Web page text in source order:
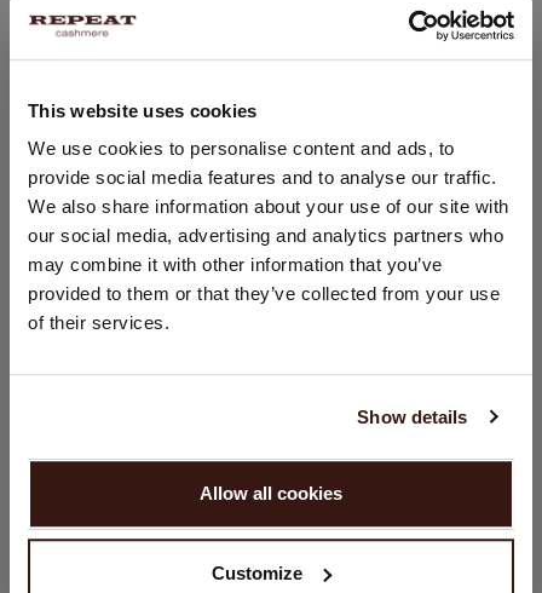
This website uses cookies
We use cookies to personalise content and ads, to
provide social media features and to analyse our traffic.
We also share information about your use of our site with
our social media, advertising and analytics partners who
may combine it with other information that you’ve
provided to them or that they’ve collected from your use
of their services.
Show details
Allow all cookies
Customize
Ganzes Kleidungsstück is nahtlos gestrickt
GRÖSSE & SCHNITT
PFLEGEHINWEISE
VERSAND & RÜCKGABE
STANDORT ÄNDERN
Sie besuchen Repeat cashmere von Schweiz (CHF) aus.
Möchten Sie Ihre Standort aktualisieren?
Vereinigte Staaten ($)
WEITER